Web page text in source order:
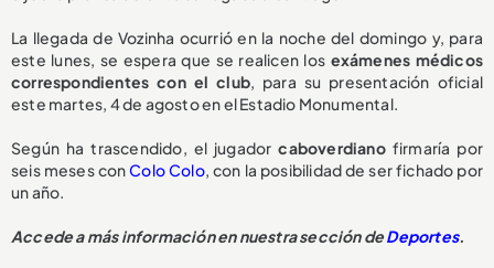
La llegada de Vozinha ocurrió en la noche del domingo y, para
este lunes, se espera que se realicen los exámenes médicos
correspondientes con el club, para su presentación oficial
este martes, 4 de agosto en el Estadio Monumental.
Según ha trascendido, el jugadorcaboverdianofirmaría por
seis meses conColo Colo, con la posibilidad de ser fichado por
un año.
Accede a más información en nuestra sección deDeportes.